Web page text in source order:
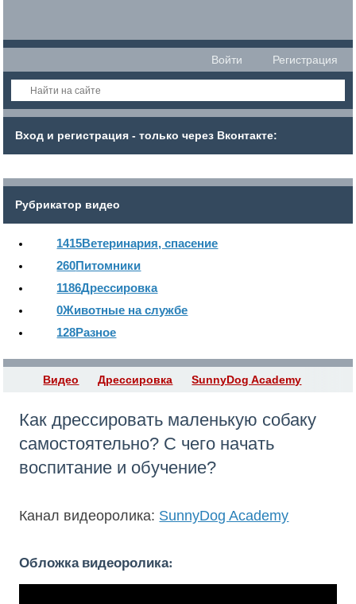
Войти Регистрация
Вход и регистрация - только через Вконтакте:
Рубрикатор видео
1415Ветеринария, спасение
260Питомники
1186Дрессировка
0Животные на службе
128Разное
Видео Дрессировка SunnyDog Academy
Как дрессировать маленькую собаку
самостоятельно? С чего начать
воспитание и обучение?
Канал видеоролика: SunnyDog Academy
Обложка видеоролика: